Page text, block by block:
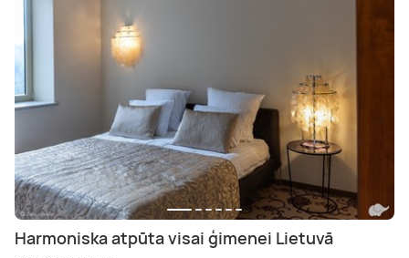
Harmoniska atpūta visai ģimenei Lietuvā